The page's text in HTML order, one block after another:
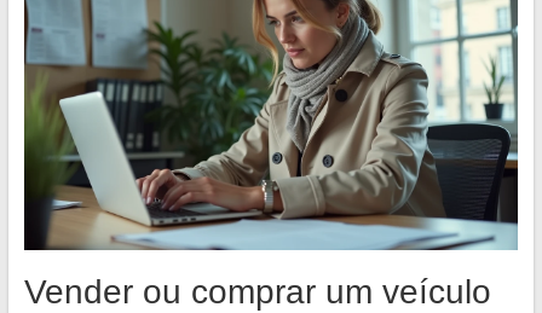
Vender ou comprar um veículo